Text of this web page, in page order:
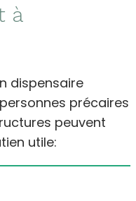
à
dispensaire
précaires
peuvent
utile: